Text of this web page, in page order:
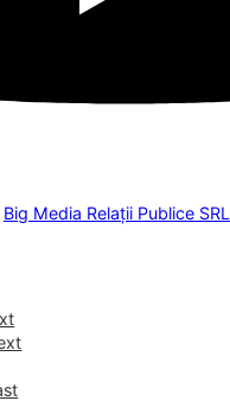
Big Media Relații Publice SRL